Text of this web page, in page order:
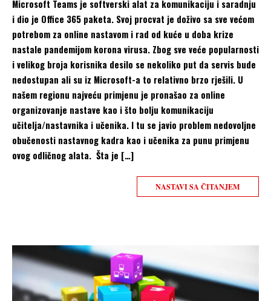
Microsoft Teams je softverski alat za komunikaciju i saradnju
i dio je Office 365 paketa. Svoj procvat je doživo sa sve većom
potrebom za online nastavom i rad od kuće u doba krize
nastale pandemijom korona virusa. Zbog sve veće popularnosti
i velikog broja korisnika desilo se nekoliko put da servis bude
nedostupan ali su iz Microsoft-a to relativno brzo rješili. U
našem regionu najveću primjenu je pronašao za online
organizovanje nastave kao i što bolju komunikaciju
učitelja/nastavnika i učenika. I tu se javio problem nedovoljne
obučenosti nastavnog kadra kao i učenika za punu primjenu
ovog odličnog alata. Šta je […]
NASTAVI SA ČITANJEM